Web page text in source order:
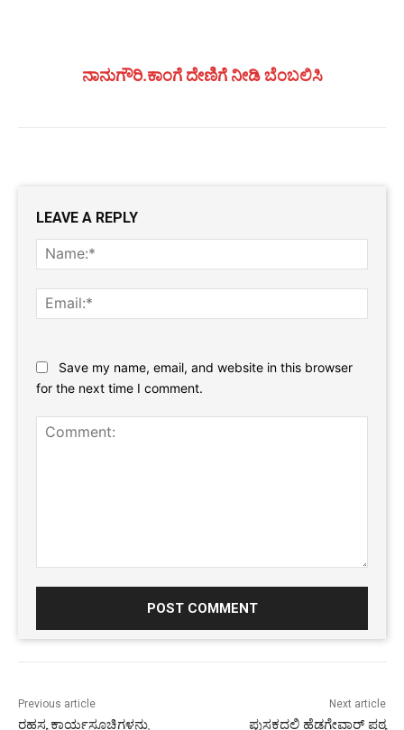
ನಾನುಗೌರಿ.ಕಾಂಗೆ ದೇಣಿಗೆ ನೀಡಿ ಬೆಂಬಲಿಸಿ
LEAVE A REPLY
Save my name, email, and website in this browser
for the next time I comment.
Previous article
ರಹಸ್ಯ ಕಾರ್ಯಸೂಚಿಗಳನ್ನು
Next article
ಪುಸ್ತಕದಲ್ಲಿ ಹೆಡಗೇವಾರ್ ಪಠ್ಯ